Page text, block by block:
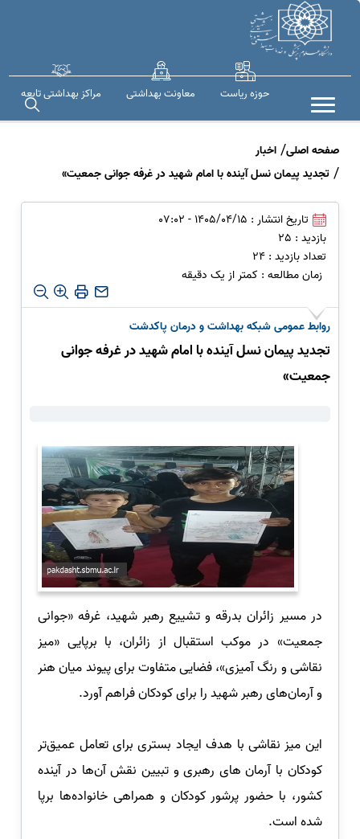
حوزه ریاست معاونت بهداشتی مراکز بهداشتی تابعه
صفحه اصلی اخبار
تجدید پیمان نسل آینده با امام شهید در غرفه جوانی جمعیت»
تاریخ انتشار : 1405/04/15 - 07:02
بازدید : 25
تعداد بازدید : 24
زمان مطالعه : کمتر از یک دقیقه
روابط عمومی شبکه بهداشت و درمان پاکدشت
تجدید پیمان نسل آینده با امام شهید در غرفه جوانی
جمعیت»
در مسیر زائران بدرقه و تشییع رهبر شهید، غرفه «جوانی
جمعیت» در موکب استقبال از زائران، با برپایی «میز
نقاشی و رنگ آمیزی»، فضایی متفاوت برای پیوند میان هنر
و آرمان‌های رهبر شهید را برای کودکان فراهم آورد.
این میز نقاشی با هدف ایجاد بستری برای تعامل عمیق‌تر
کودکان با آرمان های رهبری و تبیین نقش آن‌ها در آینده
کشور، با حضور پرشور کودکان و همراهی خانواده‌ها برپا
شده است.